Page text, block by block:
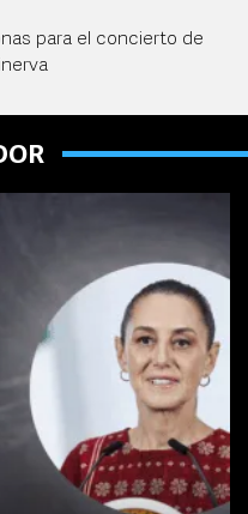
para el concierto de